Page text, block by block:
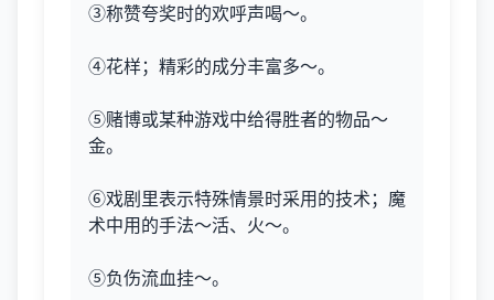
③称赞夸奖时的欢呼声喝～。
④花样；精彩的成分丰富多～。
⑤赌博或某种游戏中给得胜者的物品～
金。
⑥戏剧里表示特殊情景时采用的技术；魔
术中用的手法～活、火～。
⑤负伤流血挂～。